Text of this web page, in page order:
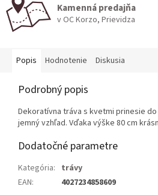
Kamenná predajňa
v OC Korzo, Prievidza
Popis Hodnotenie Diskusia
Podrobný popis
Dekoratívna tráva s kvetmi prinesie
jemný vzhľad. Vďaka výške 80 cm
Dodatočné parametre
Kategória: trávy
EAN: 4027234858609